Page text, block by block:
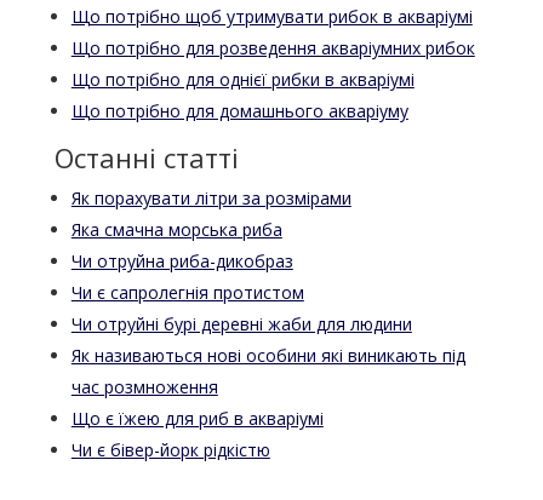
Що потрібно щоб утримувати рибок в акваріумі
Що потрібно для розведення акваріумних рибок
Що потрібно для однієї рибки в акваріумі
Що потрібно для домашнього акваріуму
Останні статті
Як порахувати літри за розмірами
Яка смачна морська риба
Чи отруйна риба-дикобраз
Чи є сапролегнія протистом
Чи отруйні бурі деревні жаби для людини
Як називаються нові особини які виникають під
час розмноження
Що є їжею для риб в акваріумі
Чи є бівер-йорк рідкістю